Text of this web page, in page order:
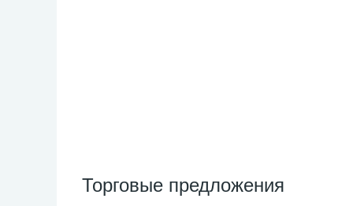
Торговые предложения